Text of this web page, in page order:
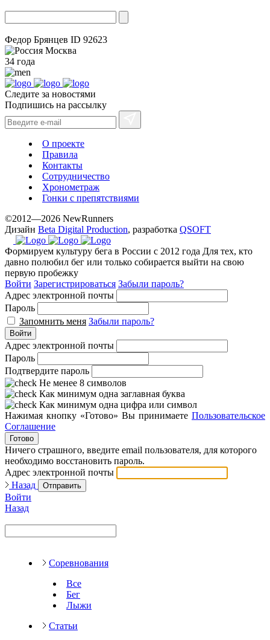
Федор Брянцев ID 92623
Москва
34 года
Следите за новостями
Подпишись на рассылку
О проекте
Правила
Контакты
Сотрудничество
Хронометраж
Гонки с препятствиями
©2012—2026 NewRunners
Дизайн Beta Digital Production, разработка QSOFT
Формируем культуру бега в России с 2012 года Для тех, кто
давно полюбил бег или только собирается выйти на свою
первую пробежку
Войти Зарегистрироваться Забыли пароль?
Адрес электронной почты
Пароль
Запомнить меня Забыли пароль?
Войти
Адрес электронной почты
Пароль
Подтвердите пароль
Не менее 8 символов
Как минимум одна заглавная буква
Как минимум одна цифра или символ
Нажимая кнопку «Готово» Вы принимаете Пользовательское
Соглашение
Готово
Ничего страшного, введите email пользователя, для которого
необходимо восстановить пароль.
Адрес электронной почты
Назад
Отправить
Войти
Назад
Соревнования
Все
Бег
Лыжи
Статьи